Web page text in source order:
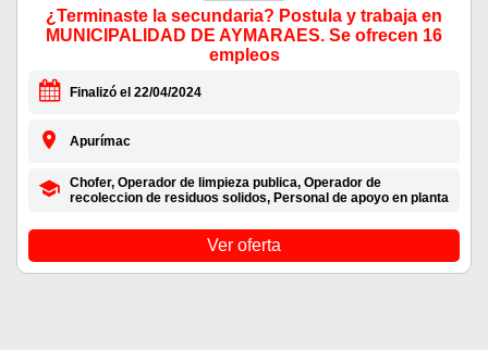
¿Terminaste la secundaria? Postula y trabaja en
MUNICIPALIDAD DE AYMARAES. Se ofrecen 16
empleos
Finalizó el 22/04/2024
Apurímac
Chofer, Operador de limpieza publica, Operador de
recoleccion de residuos solidos, Personal de apoyo en planta
Ver oferta